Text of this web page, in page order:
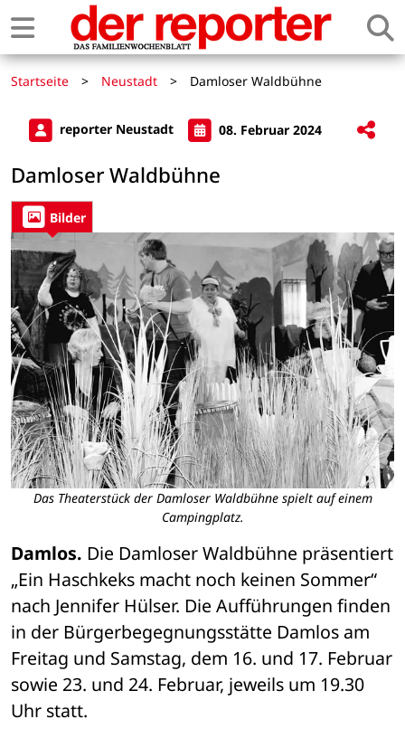
Startseite > Neustadt > Damloser Waldbühne
reporter Neustadt 08. Februar 2024
Damloser Waldbühne
Bilder
Das Theaterstück der Damloser Waldbühne spielt auf einem
Campingplatz.
Damlos. Die Damloser Waldbühne präsentiert
„Ein Haschkeks macht noch keinen Sommer“
nach Jennifer Hülser. Die Aufführungen finden
in der Bürgerbegegnungsstätte Damlos am
Freitag und Samstag, dem 16. und 17. Februar
sowie 23. und 24. Februar, jeweils um 19.30
Uhr statt.